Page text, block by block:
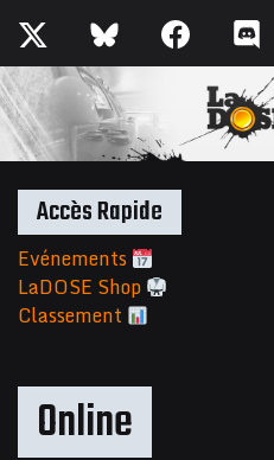
Online
Accès Rapide
Evénements
LaDOSE Shop
Classement